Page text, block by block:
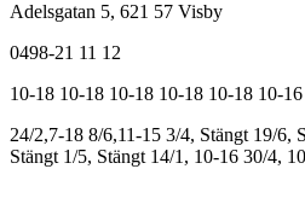
Adelsgatan 5, 621 57 Visby
0498-21 11 12
10-18 10-18 10-18 10-18 10-18 10-16
24/2,7-18 8/6,11-15 3/4, Stängt 19/6,
Stängt 1/5, Stängt 14/1, 10-16 30/4,